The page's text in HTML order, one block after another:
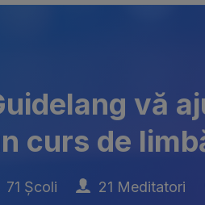
vă
curs de
71 Școli 21 Meditatori